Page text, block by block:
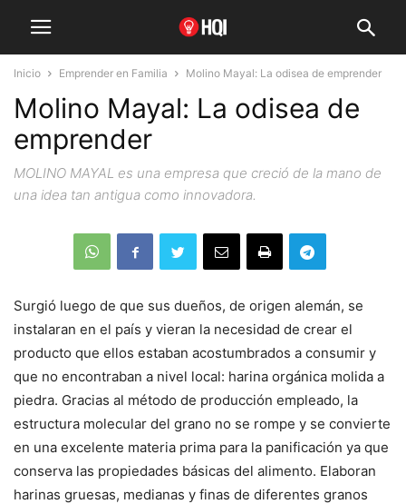
Inicio Emprender en Familia Molino Mayal: La odisea de emprender
Molino Mayal: La odisea de
emprender
MOLINO MAYAL es una empresa que creció de la mano de
una idea tan antigua como innovadora.
Surgió luego de que sus dueños, de origen alemán, se
instalaran en el país y vieran la necesidad de crear el
producto que ellos estaban acostumbrados a consumir y
que no encontraban a nivel local: harina orgánica molida a
piedra. Gracias al método de producción empleado, la
estructura molecular del grano no se rompe y se convierte
en una excelente materia prima para la panificación ya que
conserva las propiedades básicas del alimento. Elaboran
harinas gruesas, medianas y finas de diferentes granos